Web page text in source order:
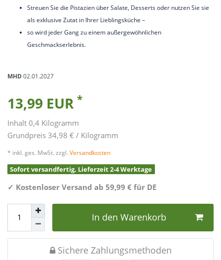
Streuen Sie die Pistazien über Salate, Desserts oder nutzen Sie sie
als exklusive Zutat in Ihrer Lieblingsküche –
so wird jeder Gang zu einem außergewöhnlichen
Geschmackserlebnis.
MHD02.01.2027
13,99 EUR *
Inhalt0,4 Kilogramm
Grundpreis34,98 € / Kilogramm
* inkl. ges. MwSt. zzgl. Versandkosten
Sofort versandfertig, Lieferzeit 2-4 Werktage
✓ Kostenloser Versand ab 59,99 € für DE
In den Warenkorb
Sichere Zahlungsmethoden